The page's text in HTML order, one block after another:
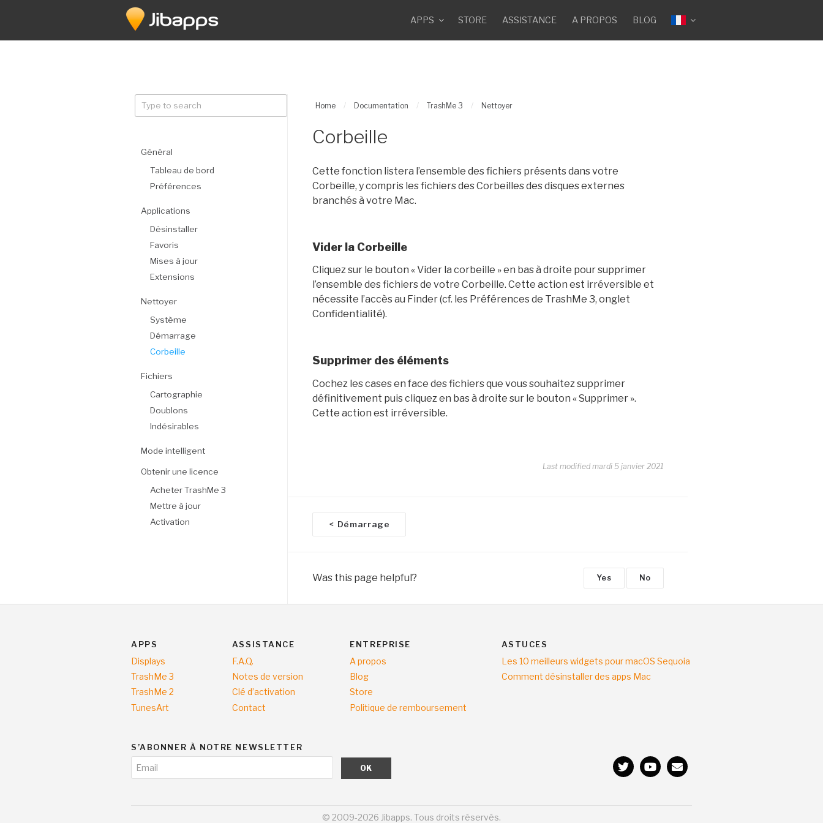
APPS STORE ASSISTANCE A PROPOS BLOG
Général
Tableau de bord
Préférences
Applications
Désinstaller
Favoris
Mises à jour
Extensions
Nettoyer
Système
Démarrage
Corbeille
Fichiers
Cartographie
Doublons
Indésirables
Mode intelligent
Obtenir une licence
Acheter TrashMe 3
Mettre à jour
Activation
Home / Documentation / TrashMe 3 / Nettoyer
Corbeille
Cette fonction listera l’ensemble des fichiers présents dans votre
Corbeille, y compris les fichiers des Corbeilles des disques externes
branchés à votre Mac.
Vider la Corbeille
Cliquez sur le bouton « Vider la corbeille » en bas à droite pour supprimer
l’ensemble des fichiers de votre Corbeille. Cette action est irréversible et
nécessite l’accès au Finder (cf. les Préférences de TrashMe 3, onglet
Confidentialité).
Supprimer des éléments
Cochez les cases en face des fichiers que vous souhaitez supprimer
définitivement puis cliquez en bas à droite sur le bouton « Supprimer ».
Cette action est irréversible.
Last modified mardi 5 janvier 2021
o
n
< Démarrage
Was this page helpful? Yes No
APPS
Displays
TrashMe 3
TrashMe 2
TunesArt
ASSISTANCE
F.A.Q.
Notes de version
Clé d’activation
Contact
ENTREPRISE
A propos
Blog
Store
Politique de remboursement
ASTUCES
Les 10 meilleurs widgets pour macOS Sequoia
Comment désinstaller des apps Mac
S’ABONNER À NOTRE NEWSLETTER
© 2009-2026 Jibapps. Tous droits réservés.